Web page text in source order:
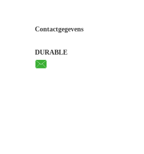
Contactgegevens
DURABLE